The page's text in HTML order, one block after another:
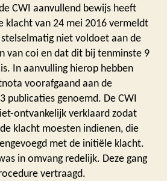
CWI aanvullend bewijs heeft
klacht van 24 mei 2016 vermeldt
niet voldoet aan de
van coi en dat dit bij tenminste 9
In aanvulling hierop hebben
voorafgaand aan de
publicaties genoemd. De CWI
ontvankelijk verklaard zodat
klacht moesten indienen, die
met de initiële klacht.
in omvang redelijk. Deze gang
vertraagd.